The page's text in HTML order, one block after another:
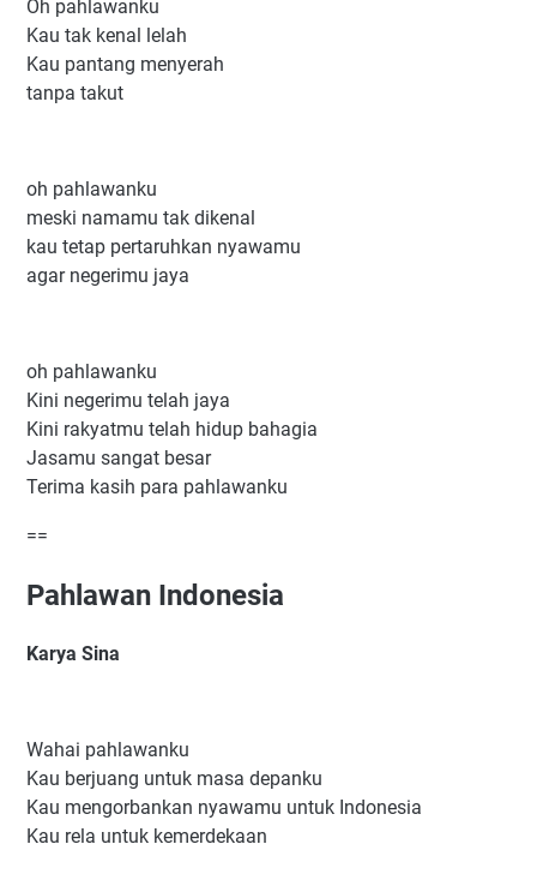
Oh pahlawanku
Kau tak kenal lelah
Kau pantang menyerah
tanpa takut
oh pahlawanku
meski namamu tak dikenal
kau tetap pertaruhkan nyawamu
agar negerimu jaya
oh pahlawanku
Kini negerimu telah jaya
Kini rakyatmu telah hidup bahagia
Jasamu sangat besar
Terima kasih para pahlawanku
==
Pahlawan Indonesia
Karya Sina
Wahai pahlawanku
Kau berjuang untuk masa depanku
Kau mengorbankan nyawamu untuk Indonesia
Kau rela untuk kemerdekaan